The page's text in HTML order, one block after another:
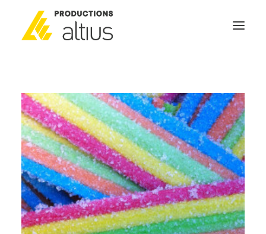
À PROPOS
MISSION
NOS SERVICES
POURQUOI INVESTIR
GÉNÉRATEURS DE NOUVELLES
NOUS JOINDRE